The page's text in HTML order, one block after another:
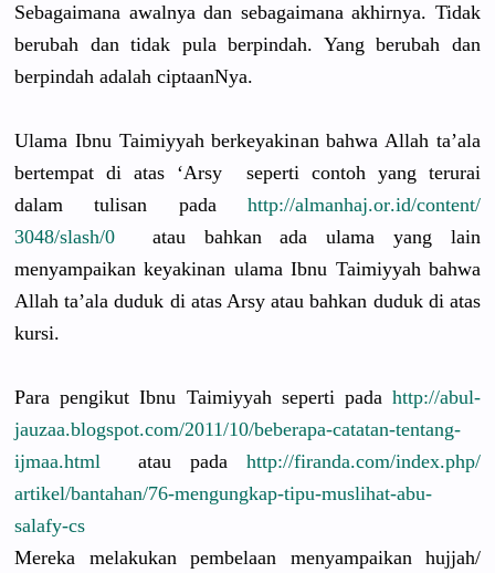
Sebagaimana awalnya dan sebagaimana akhirnya. Tidak
berubah dan tidak pula berpindah. Yang berubah dan
berpindah adalah ciptaanNya.
Ulama Ibnu Taimiyyah berkeyakinan bahwa Allah ta’ala
bertempat di atas ‘Arsy seperti contoh yang terurai
dalam tulisan pada http://almanhaj.or.id/content/
3048/slash/0 atau bahkan ada ulama yang lain
menyampaikan keyakinan ulama Ibnu Taimiyyah bahwa
Allah ta’ala duduk di atas Arsy atau bahkan duduk di atas
kursi.
Para pengikut Ibnu Taimiyyah seperti pada http://abul-
jauzaa.blogspot.com/2011/10/beberapa-catatan-tentang-
ijmaa.html atau pada http://firanda.com/index.php/
artikel/bantahan/76-mengungkap-tipu-muslihat-abu-
salafy-cs
Mereka melakukan pembelaan menyampaikan hujjah/